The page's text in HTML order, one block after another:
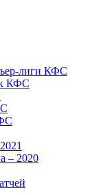
лиги КФС
КФС
– 2020